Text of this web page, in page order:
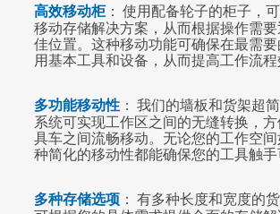
高效移动柜： 使用配备轮子的柜子，
移动存储解决方案，从而根据操作需
佳位置。这种移动功能可确保在最需
用基本工具和设备，从而提高工作流程
多功能移动性 ： 我们的墙板和货架超
系统可实现工作区之间的无缝转换，
具车之间流畅移动。无论您的工作空
种简化的移动性都能确保您的工具触手
多种存储选项 ： 有多种长度和宽度的